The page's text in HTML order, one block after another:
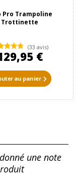
Pro Trampoline
Trottinette
(33 avis)
€
au panier
une note